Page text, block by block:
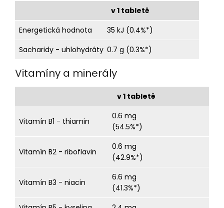
v 1 tabletě
Energetická hodnota
35 kJ (0.4%*)
Sacharidy - uhlohydráty 0.7 g (0.3%*)
Vitamíny a minerály
v 1 tabletě
Vitamín B1 - thiamin
0.6 mg
(54.5%*)
Vitamín B2 - riboflavin
0.6 mg
(42.9%*)
Vitamín B3 - niacin
6.6 mg
(41.3%*)